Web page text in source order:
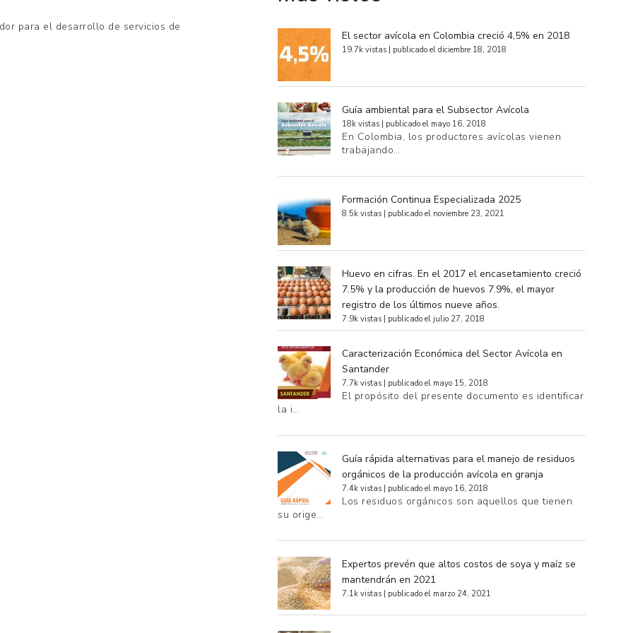
para el desarrollo de servicios de
El sector avícola en Colombia creció 4,5% en 2018
19.7k vistas publicado el diciembre 18, 2018
Guía ambiental para el Subsector Avícola
18k vistas publicado el mayo 16, 2018
En Colombia, los productores avícolas vienen
trabajando…
Formación Continua Especializada 2025
8.5k vistas publicado el noviembre 23, 2021
Huevo en cifras. En el 2017 el encasetamiento creció
7.5% y la producción de huevos 7.9%, el mayor
registro de los últimos nueve años.
7.9k vistas publicado el julio 27, 2018
Caracterización Económica del Sector Avícola en
Santander
7.7k vistas publicado el mayo 15, 2018
El propósito del presente documento es identificar
la i…
Guía rápida alternativas para el manejo de residuos
orgánicos de la producción avícola en granja
7.4k vistas publicado el mayo 16, 2018
Los residuos orgánicos son aquellos que tienen
su orige…
Expertos prevén que altos costos de soya y maíz se
mantendrán en 2021
7.1k vistas publicado el marzo 24, 2021